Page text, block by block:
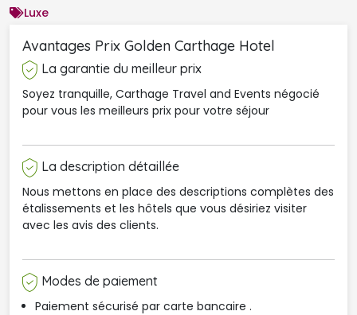
Luxe
Avantages Prix Golden Carthage Hotel
La garantie du meilleur prix
Soyez tranquille, Carthage Travel and Events négocié
pour vous les meilleurs prix pour votre séjour
La description détaillée
Nous mettons en place des descriptions complètes des
étalissements et les hôtels que vous désiriez visiter
avec les avis des clients.
Modes de paiement
Paiement sécurisé par carte bancaire .